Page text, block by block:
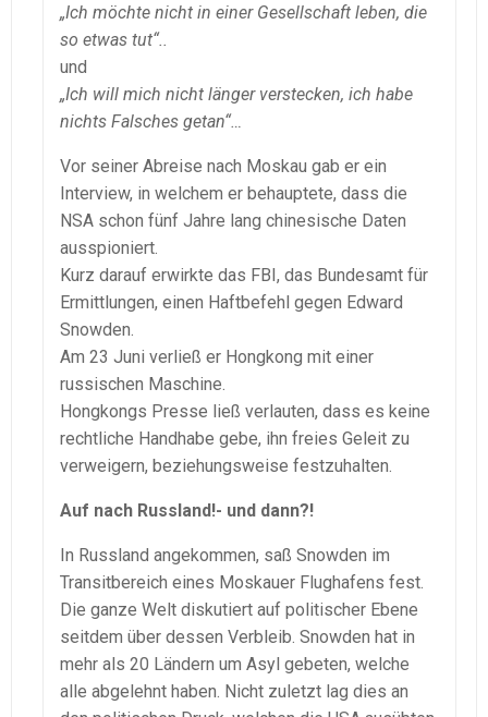
„Ich möchte nicht in einer Gesellschaft leben, die
so etwas tut“..
und
„Ich will mich nicht länger verstecken, ich habe
nichts Falsches getan“…
Vor seiner Abreise nach Moskau gab er ein
Interview, in welchem er behauptete, dass die
NSA schon fünf Jahre lang chinesische Daten
ausspioniert.
Kurz darauf erwirkte das FBI, das Bundesamt für
Ermittlungen, einen Haftbefehl gegen Edward
Snowden.
Am 23 Juni verließ er Hongkong mit einer
russischen Maschine.
Hongkongs Presse ließ verlauten, dass es keine
rechtliche Handhabe gebe, ihn freies Geleit zu
verweigern, beziehungsweise festzuhalten.
Auf nach Russland!- und dann?!
In Russland angekommen, saß Snowden im
Transitbereich eines Moskauer Flughafens fest.
Die ganze Welt diskutiert auf politischer Ebene
seitdem über dessen Verbleib. Snowden hat in
mehr als 20 Ländern um Asyl gebeten, welche
alle abgelehnt haben. Nicht zuletzt lag dies an